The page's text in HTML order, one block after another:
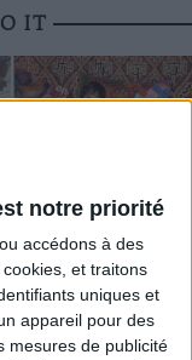
notre priorité
accédons à des
et traitons
uniques et
appareil pour des
mesures de publicité
IT
CET ÉTÉ